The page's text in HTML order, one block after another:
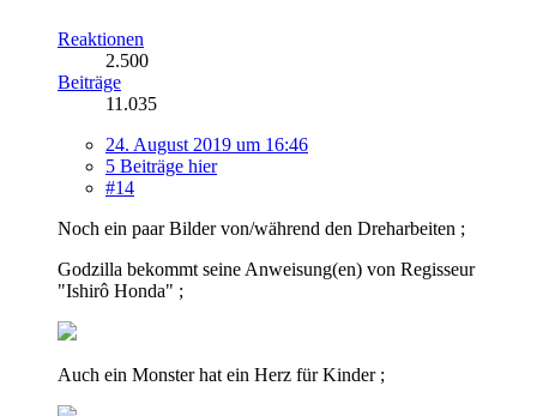
Reaktionen
2.500
Beiträge
11.035
24. August 2019 um 16:46
5 Beiträge hier
#14
Noch ein paar Bilder von/während den Dreharbeiten ;
Godzilla bekommt seine Anweisung(en) von Regisseur
"Ishirô Honda" ;
Auch ein Monster hat ein Herz für Kinder ;